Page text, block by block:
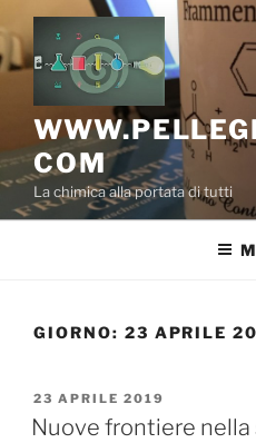
Salta
al
contenuto
COM
La chimica alla portata di tutti
GIORNO: 23 APRILE
PUBBLICATO
IL
23 APRILE 2019
Nuove frontiere